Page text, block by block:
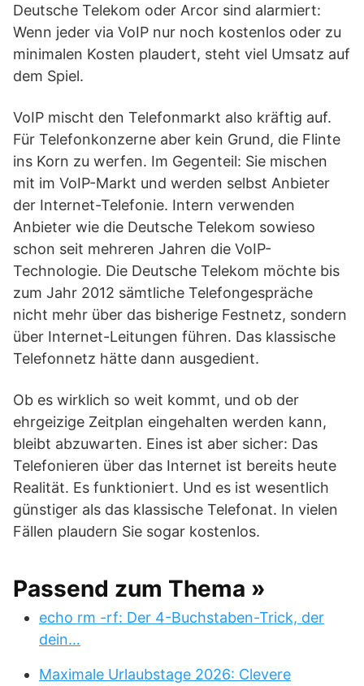
Deutsche Telekom oder Arcor sind alarmiert:
Wenn jeder via VoIP nur noch kostenlos oder zu
minimalen Kosten plaudert, steht viel Umsatz auf
dem Spiel.
VoIP mischt den Telefonmarkt also kräftig auf.
Für Telefonkonzerne aber kein Grund, die Flinte
ins Korn zu werfen. Im Gegenteil: Sie mischen
mit im VoIP-Markt und werden selbst Anbieter
der Internet-Telefonie. Intern verwenden
Anbieter wie die Deutsche Telekom sowieso
schon seit mehreren Jahren die VoIP-
Technologie. Die Deutsche Telekom möchte bis
zum Jahr 2012 sämtliche Telefongespräche
nicht mehr über das bisherige Festnetz, sondern
über Internet-Leitungen führen. Das klassische
Telefonnetz hätte dann ausgedient.
Ob es wirklich so weit kommt, und ob der
ehrgeizige Zeitplan eingehalten werden kann,
bleibt abzuwarten. Eines ist aber sicher: Das
Telefonieren über das Internet ist bereits heute
Realität. Es funktioniert. Und es ist wesentlich
günstiger als das klassische Telefonat. In vielen
Fällen plaudern Sie sogar kostenlos.
Passend zum Thema »
echo rm -rf: Der 4-Buchstaben-Trick, der
dein…
Maximale Urlaubstage 2026: Clevere